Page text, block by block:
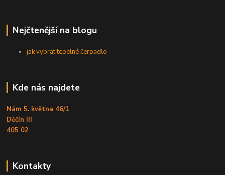
Nejčtenější na blogu
jak vybrat tepelné čerpadlo
Kde nás najdete
Nám 5. května 46/1
Děčín III
405 02
Kontakty